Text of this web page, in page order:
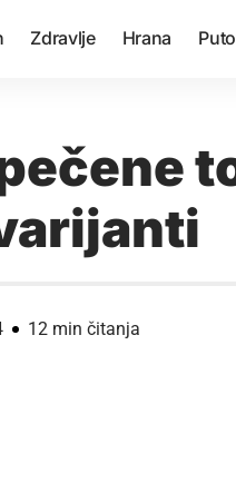
Zdravlje Hrana
12 min čitanja